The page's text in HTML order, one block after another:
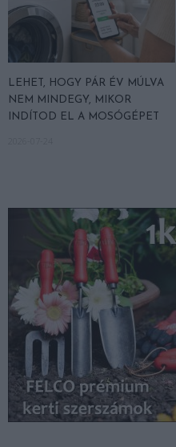
LEHET, HOGY PÁR ÉV MÚLVA
NEM MINDEGY, MIKOR
INDÍTOD EL A MOSÓGÉPET